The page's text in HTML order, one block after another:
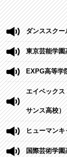
ダンススクー
東京芸能学園
EXPG高等学
エイベックス
サンス高校）
ヒューマンキ
国際芸術学園